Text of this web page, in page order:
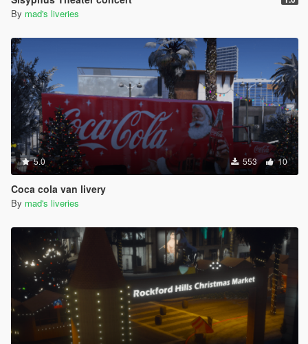
By mad's liveries
5.0 553 10
Coca cola van livery
By mad's liveries